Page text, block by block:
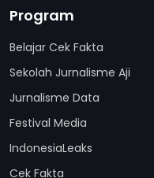
Program
Belajar Cek Fakta
Sekolah Jurnalisme Aji
Jurnalisme Data
Festival Media
IndonesiaLeaks
Cek Fakta